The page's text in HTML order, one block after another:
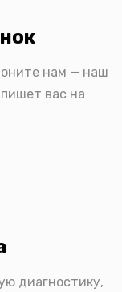
нам — наш
вас на
диагностику,